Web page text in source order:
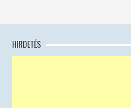
HIRDETÉS